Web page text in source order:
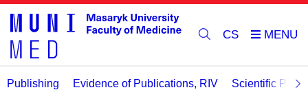
CS
Publishing Evidence of Publications, RIV Scientific